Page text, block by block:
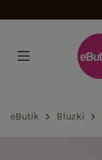
eButik Bluzki